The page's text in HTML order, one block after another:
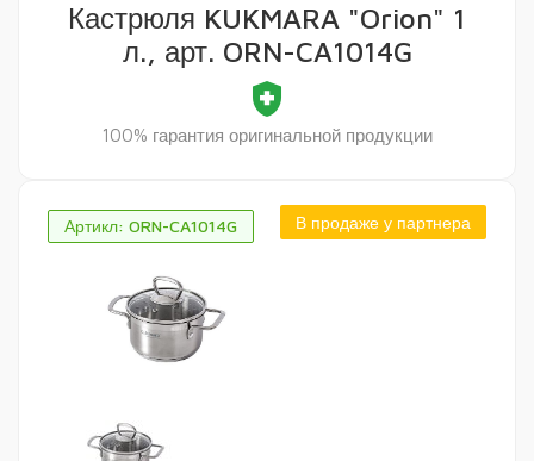
Артикл: ORN-CA1014G В продаже у партнера
Кастрюля KUKMARA "Orion" 1
л., арт. ORN-CA1014G
health_and_safety
100% гарантия оригинальной продукции